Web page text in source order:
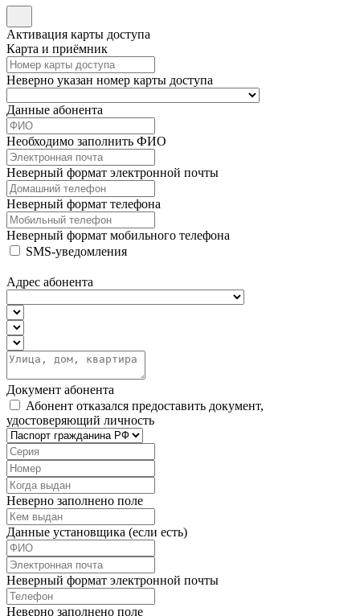
Активация карты доступа
Карта и приёмник
Неверно указан номер карты доступа
Данные абонента
Необходимо заполнить ФИО
Неверный формат электронной почты
Неверный формат телефона
Неверный формат мобильного телефона
SMS-уведомления
Адрес абонента
Документ абонента
Абонент отказался предоставить документ,
удостоверяющий личность
Неверно заполнено поле
Данные установщика (если есть)
Неверный формат электронной почты
Неверно заполнено поле